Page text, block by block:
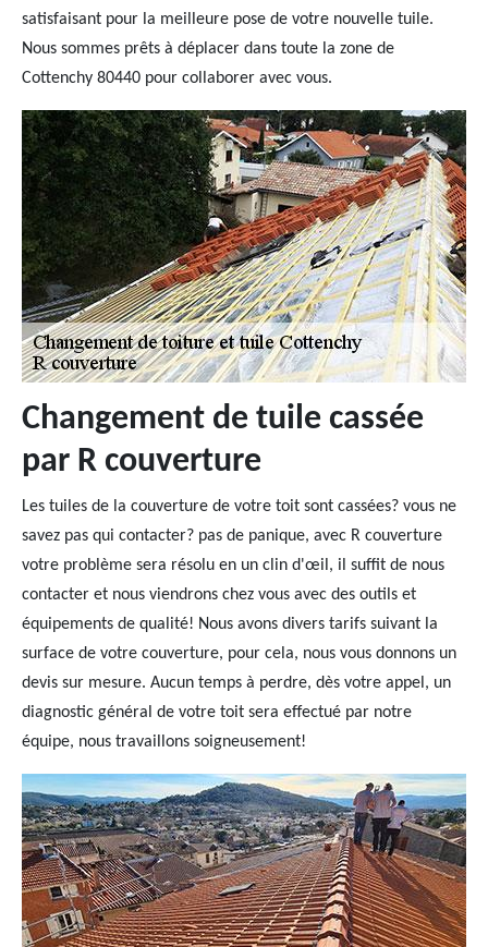
satisfaisant pour la meilleure pose de votre nouvelle tuile.
Nous sommes prêts à déplacer dans toute la zone de
Cottenchy 80440 pour collaborer avec vous.
Changement de tuile cassée
par R couverture
Les tuiles de la couverture de votre toit sont cassées? vous ne
savez pas qui contacter? pas de panique, avec R couverture
votre problème sera résolu en un clin d'œil, il suffit de nous
contacter et nous viendrons chez vous avec des outils et
équipements de qualité! Nous avons divers tarifs suivant la
surface de votre couverture, pour cela, nous vous donnons un
devis sur mesure. Aucun temps à perdre, dès votre appel, un
diagnostic général de votre toit sera effectué par notre
équipe, nous travaillons soigneusement!